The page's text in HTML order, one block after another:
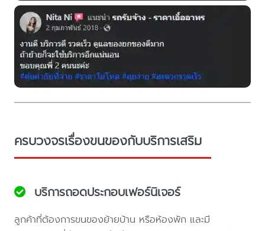
ครบวงจรเรื่องขนของกับบริการเสริม
บริการถอดประกอบเฟอร์นิเจอร์
ลูกค้าที่ต้องการขนของย้ายบ้าน หรือห้องพัก และมี